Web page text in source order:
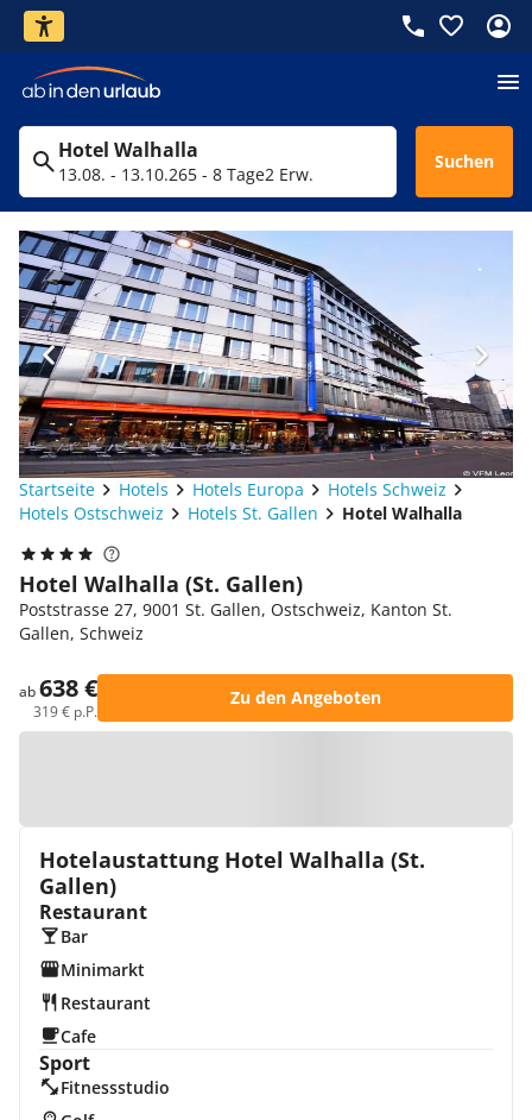
Hotel Walhalla
13.08. - 13.10.265 - 8 Tage2 Erw.
Suchen
Startseite Hotels Hotels Europa
Hotels Schweiz
Hotels Ostschweiz
Hotels St. Gallen Hotel Walhalla
Hotel Walhalla (St. Gallen)
Poststrasse 27, 9001 St. Gallen, Ostschweiz, Kanton St.
Gallen, Schweiz
ab638 €
319 € p.P.
Zu den Angeboten
Hotelaustattung Hotel Walhalla (St.
Gallen)
Restaurant
Bar
Minimarkt
Restaurant
Cafe
Sport
Fitnessstudio